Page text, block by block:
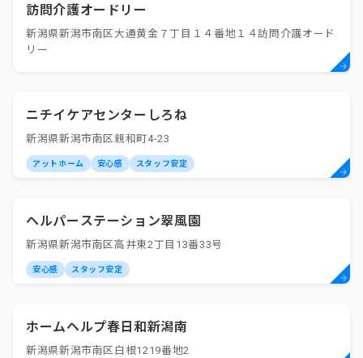
訪問介護オードリー
新潟県新潟市南区大通黄金７丁目１４番地１４訪問介護オード
リー
ニチイケアセンターしろね
新潟県新潟市南区親和町4-23
アットホーム 安心感 スタッフ安定
ヘルパーステーション翠風園
新潟県新潟市南区高井東2丁目13番33号
安心感 スタッフ安定
ホームヘルプ春日和新潟南
新潟県新潟市南区白根1219番地2